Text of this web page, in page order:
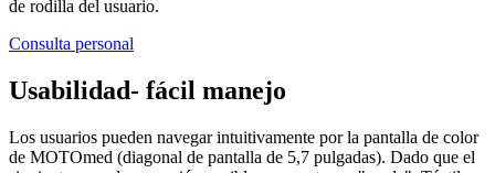
de rodilla del usuario.
Consulta personal
Usabilidad- fácil manejo
Los usuarios pueden navegar intuitivamente por la pantalla de color
de MOTOmed (diagonal de pantalla de 5,7 pulgadas). Dado que el